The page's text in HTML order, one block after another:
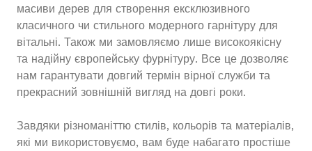
масиви дерев для створення ексклюзивного
класичного чи стильного модерного гарнітуру для
вітальні. Також ми замовляємо лише високоякісну
та надійну європейську фурнітуру. Все це дозволяє
нам гарантувати довгий термін вірної служби та
прекрасний зовнішній вигляд на довгі роки.
Завдяки різноманіттю стилів, кольорів та матеріалів,
які ми використовуємо, вам буде набагато простіше